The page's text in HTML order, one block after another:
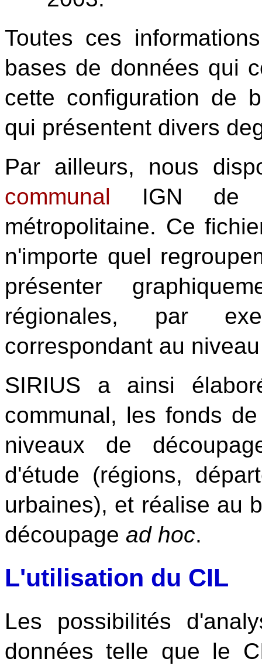
Toutes ces
bases de données qui
cette configuration de
qui présentent divers
Par ailleurs, nous
communal IGN de
métropolitaine. Ce
n'importe quel
présenter
régionales, par
correspondant au
SIRIUS a ainsi
communal, les fonds
niveaux de
d'étude (régions,
urbaines), et réalise au
découpage ad hoc.
L'utilisation du CIL
Les possibilités
données telle que le